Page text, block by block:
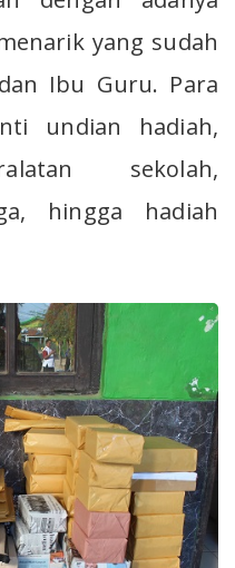
yang sudah
Ibu Guru. Para
undian hadiah,
sekolah,
hingga hadiah